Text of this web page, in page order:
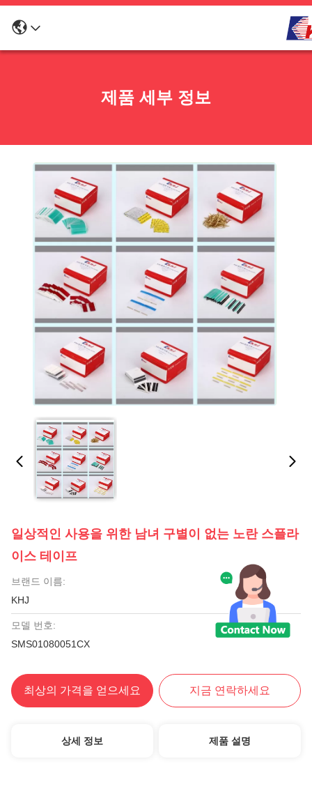
제품 세부 정보
일상적인 사용을 위한 남녀 구별이 없는 노란 스플라
이스 테이프
브랜드 이름:
KHJ
모델 번호:
SMS01080051CX
최상의 가격을 얻으세요 지금 연락하세요
상세 정보 제품 설명